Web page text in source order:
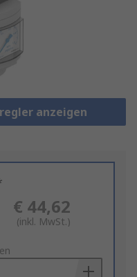
anzeigen
€ 44,62
(inkl. MwSt.)